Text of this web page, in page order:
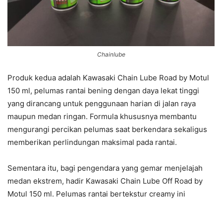
Chainlube
Produk kedua adalah Kawasaki Chain Lube Road by Motul
150 ml, pelumas rantai bening dengan daya lekat tinggi
yang dirancang untuk penggunaan harian di jalan raya
maupun medan ringan. Formula khususnya membantu
mengurangi percikan pelumas saat berkendara sekaligus
memberikan perlindungan maksimal pada rantai.
Sementara itu, bagi pengendara yang gemar menjelajah
medan ekstrem, hadir Kawasaki Chain Lube Off Road by
Motul 150 ml. Pelumas rantai bertekstur creamy ini